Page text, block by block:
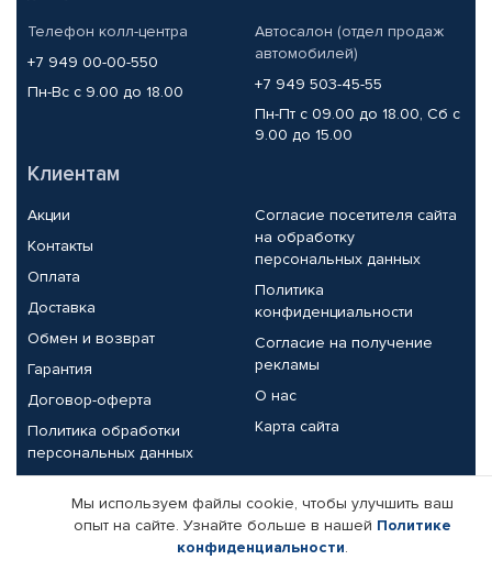
Телефон колл-центра
+7 949 00-00-550
Пн-Вс с 9.00 до 18.00
Автосалон (отдел продаж
автомобилей)
+7 949 503-45-55
Пн-Пт с 09.00 до 18.00, Сб с
9.00 до 15.00
Клиентам
Акции
Контакты
Оплата
Доставка
Обмен и возврат
Гарантия
Договор-оферта
Политика обработки
персональных данных
Согласие посетителя сайта
на обработку
персональных данных
Политика
конфиденциальности
Согласие на получение
рекламы
О нас
Карта сайта
Партнерам
Корпоративным клиентам
Реквизиты компании
Мы используем файлы cookie, чтобы улучшить ваш
опыт на сайте. Узнайте больше в нашей Политике
конфиденциальности.